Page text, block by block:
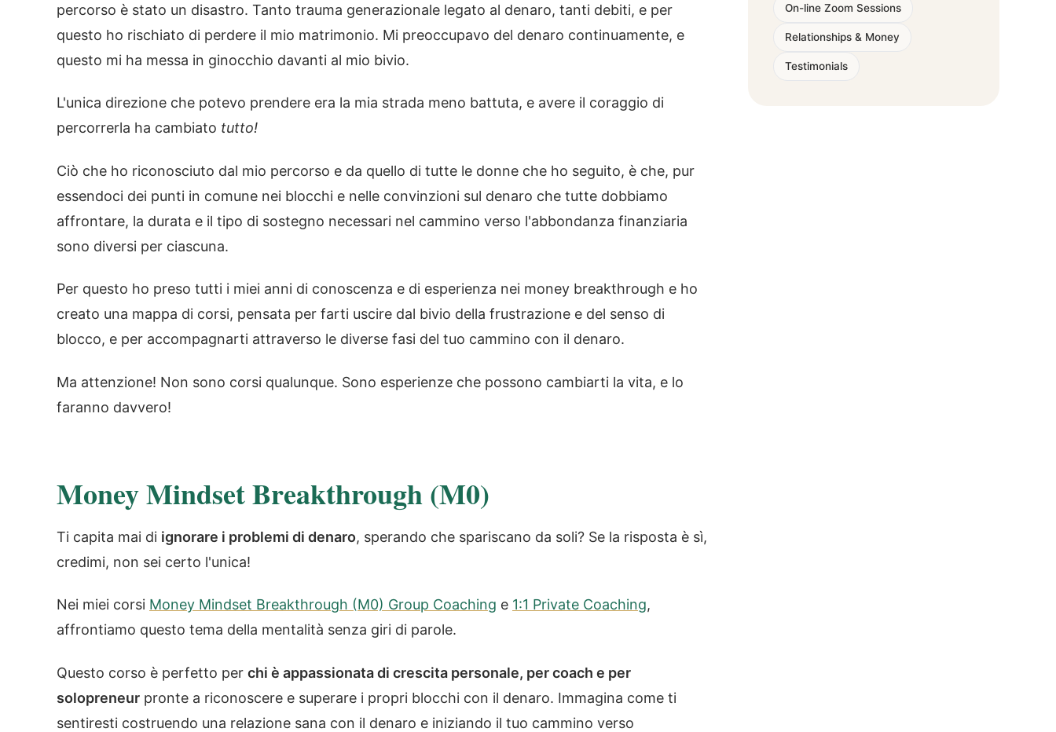
percorso è stato un disastro. Tanto trauma generazionale legato al denaro, tanti debiti, e per
questo ho rischiato di perdere il mio matrimonio. Mi preoccupavo del denaro continuamente, e
questo mi ha messa in ginocchio davanti al mio bivio.
L'unica direzione che potevo prendere era la mia strada meno battuta, e avere il coraggio di
percorrerla ha cambiato tutto!
Ciò che ho riconosciuto dal mio percorso e da quello di tutte le donne che ho seguito, è che, pur
essendoci dei punti in comune nei blocchi e nelle convinzioni sul denaro che tutte dobbiamo
affrontare, la durata e il tipo di sostegno necessari nel cammino verso l'abbondanza finanziaria
sono diversi per ciascuna.
Per questo ho preso tutti i miei anni di conoscenza e di esperienza nei money breakthrough e ho
creato una mappa di corsi, pensata per farti uscire dal bivio della frustrazione e del senso di
blocco, e per accompagnarti attraverso le diverse fasi del tuo cammino con il denaro.
Ma attenzione! Non sono corsi qualunque. Sono esperienze che possono cambiarti la vita, e lo
faranno davvero!
Money Mindset Breakthrough (M0)
Ti capita mai di ignorare i problemi di denaro, sperando che spariscano da soli? Se la risposta è sì,
credimi, non sei certo l'unica!
Nei miei corsi Money Mindset Breakthrough (M0) Group Coaching e 1:1 Private Coaching,
affrontiamo questo tema della mentalità senza giri di parole.
Questo corso è perfetto per chi è appassionata di crescita personale, per coach e per
solopreneur pronte a riconoscere e superare i propri blocchi con il denaro. Immagina come ti
sentiresti costruendo una relazione sana con il denaro e iniziando il tuo cammino verso
On-line Zoom Sessions
Relationships & Money
Testimonials